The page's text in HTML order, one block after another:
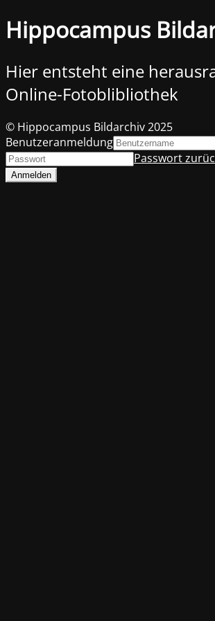
Hippocampus
Hier entsteht eine
Online-Fotoblibliothek
© Hippocampus Bildarchiv 2025
Benutzeranmeldung
Passwort